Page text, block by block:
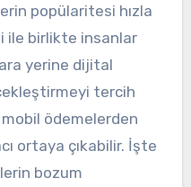
popülaritesi hızla
ile birlikte insanlar
yerine dijital
tercih
ödemelerden
ortaya çıkabilir. İşte
bozum